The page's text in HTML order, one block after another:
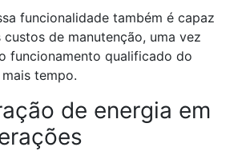
funcionalidade também é capaz
de manutenção, uma vez
funcionamento qualificado do
tempo.
de energia em